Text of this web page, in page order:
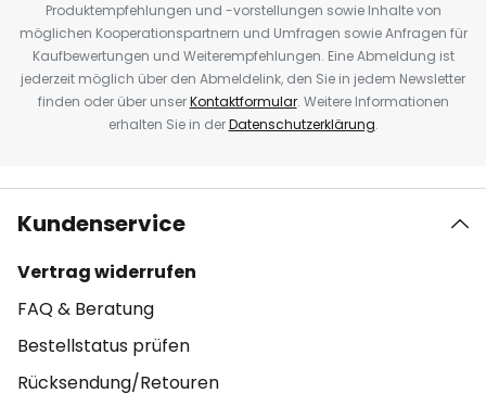
Produktempfehlungen und -vorstellungen sowie Inhalte von
möglichen Kooperationspartnern und Umfragen sowie Anfragen für
Kaufbewertungen und Weiterempfehlungen. Eine Abmeldung ist
jederzeit möglich über den Abmeldelink, den Sie in jedem Newsletter
finden oder über unserKontaktformular. Weitere Informationen
erhalten Sie in derDatenschutzerklärung.
Kundenservice
Vertrag widerrufen
FAQ & Beratung
Bestellstatus prüfen
Rücksendung/Retouren